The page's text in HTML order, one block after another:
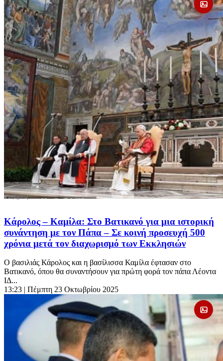
Κάρολος – Καμίλα: Στο Βατικανό για μια ιστορική
συνάντηση με τον Πάπα – Σε κοινή προσευχή 500
χρόνια μετά τον διαχωρισμό των Εκκλησιών
Ο βασιλιάς Κάρολος και η βασίλισσα Καμίλα έφτασαν στο
Βατικανό, όπου θα συναντήσουν για πρώτη φορά τον πάπα Λέοντα
ΙΔ...
13:23 | Πέμπτη 23 Οκτωβρίου 2025